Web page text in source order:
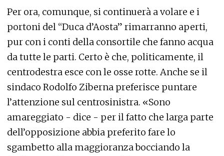
Per ora, comunque, si continuerà a volare e i
portoni del “Duca d’Aosta” rimarranno aperti,
pur con i conti della consortile che fanno acqua
da tutte le parti. Certo è che, politicamente, il
centrodestra esce con le osse rotte. Anche se il
sindaco Rodolfo Ziberna preferisce puntare
l’attenzione sul centrosinistra. «Sono
amareggiato - dice - per il fatto che larga parte
dell’opposizione abbia preferito fare lo
sgambetto alla maggioranza bocciando la